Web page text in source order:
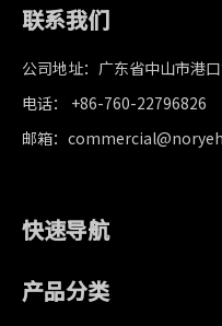
联系我们
公司地址：广东省中山市港
电话： +86-760-22796826
邮箱：
快速导航
产品分类